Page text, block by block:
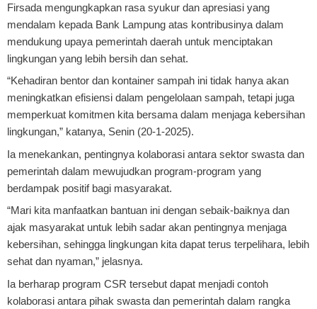
Firsada mengungkapkan rasa syukur dan apresiasi yang
mendalam kepada Bank Lampung atas kontribusinya dalam
mendukung upaya pemerintah daerah untuk menciptakan
lingkungan yang lebih bersih dan sehat.
“Kehadiran bentor dan kontainer sampah ini tidak hanya akan
meningkatkan efisiensi dalam pengelolaan sampah, tetapi juga
memperkuat komitmen kita bersama dalam menjaga kebersihan
lingkungan,” katanya, Senin (20-1-2025).
Ia menekankan, pentingnya kolaborasi antara sektor swasta dan
pemerintah dalam mewujudkan program-program yang
berdampak positif bagi masyarakat.
“Mari kita manfaatkan bantuan ini dengan sebaik-baiknya dan
ajak masyarakat untuk lebih sadar akan pentingnya menjaga
kebersihan, sehingga lingkungan kita dapat terus terpelihara, lebih
sehat dan nyaman,” jelasnya.
Ia berharap program CSR tersebut dapat menjadi contoh
kolaborasi antara pihak swasta dan pemerintah dalam rangka